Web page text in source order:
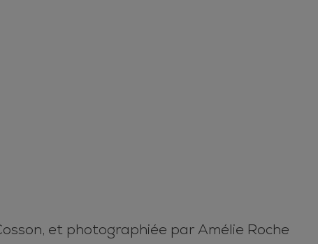
et photographiée par Amélie Roche